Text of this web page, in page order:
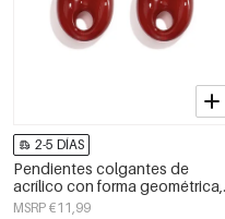
2-5 DÍAS
Pendientes colgantes de
acrílico con forma geométrica,
estilo casual y sencillo para uso
MSRP €11,99